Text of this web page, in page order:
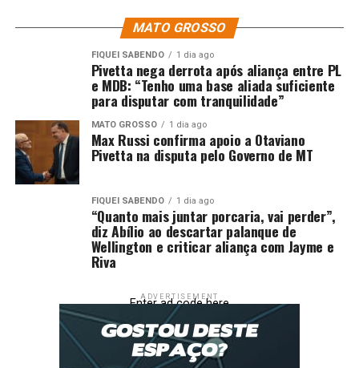
necessárias para iniciar o atendimento ao público já no
próximo sábado, dia 10.
Trata-se de uma obra que estava parada desde a gestão
passada, mas que não foi concluída por falta de
orçamento. Na atual gestão, o contrato foi finalizado
pela administração municipal.
Fonte:Prefeitura de Cuiabá – MT
Comentários
RELATED TOPICS: ADEQUAÇÕES ATENDER CPA
CUIABÁ
DESTAQUE
Prefeitura de Cuiabá dobra sorteios e premia cuiabanos
em R$ 1,2 milhão em 2025
MATO GROSSO
FIQUEI SABENDO 1 dia ago
Pivetta nega derrota após aliança entre PL
e MDB: “Tenho uma base aliada suficiente
para disputar com tranquilidade”
MATO GROSSO 1 dia ago
Max Russi confirma apoio a Otaviano
Pivetta na disputa pelo Governo de MT
FIQUEI SABENDO 1 dia ago
“Quanto mais juntar porcaria, vai perder”,
diz Abílio ao descartar palanque de
Wellington e criticar aliança com Jayme e
Riva
ADVERTISEMENT
Enter ad code here